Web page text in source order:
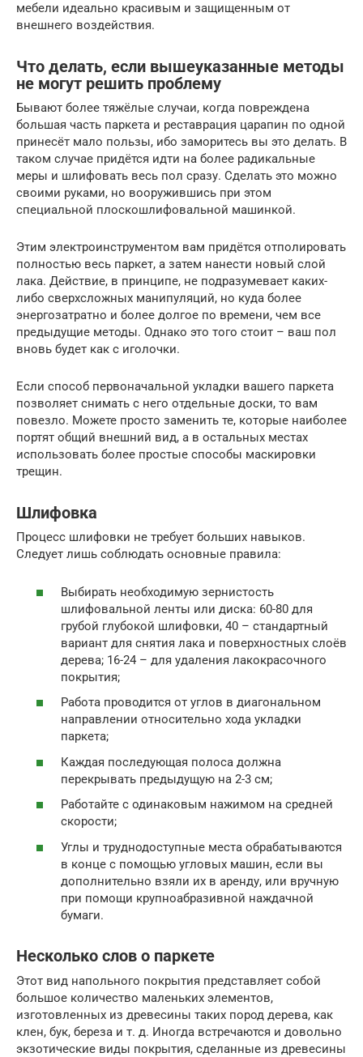
мебели идеально красивым и защищенным от
внешнего воздействия.
Что делать, если вышеуказанные методы
не могут решить проблему
Бывают более тяжёлые случаи, когда повреждена
большая часть паркета и реставрация царапин по одной
принесёт мало пользы, ибо заморитесь вы это делать. В
таком случае придётся идти на более радикальные
меры и шлифовать весь пол сразу. Сделать это можно
своими руками, но вооружившись при этом
специальной плоскошлифовальной машинкой.
Этим электроинструментом вам придётся отполировать
полностью весь паркет, а затем нанести новый слой
лака. Действие, в принципе, не подразумевает каких-
либо сверхсложных манипуляций, но куда более
энергозатратно и более долгое по времени, чем все
предыдущие методы. Однако это того стоит – ваш пол
вновь будет как с иголочки.
Если способ первоначальной укладки вашего паркета
позволяет снимать с него отдельные доски, то вам
повезло. Можете просто заменить те, которые наиболее
портят общий внешний вид, а в остальных местах
использовать более простые способы маскировки
трещин.
Шлифовка
Процесс шлифовки не требует больших навыков.
Следует лишь соблюдать основные правила:
Выбирать необходимую зернистость
шлифовальной ленты или диска: 60-80 для
грубой глубокой шлифовки, 40 – стандартный
вариант для снятия лака и поверхностных слоёв
дерева; 16-24 – для удаления лакокрасочного
покрытия;
Работа проводится от углов в диагональном
направлении относительно хода укладки
паркета;
Каждая последующая полоса должна
перекрывать предыдущую на 2-3 см;
Работайте с одинаковым нажимом на средней
скорости;
Углы и труднодоступные места обрабатываются
в конце с помощью угловых машин, если вы
дополнительно взяли их в аренду, или вручную
при помощи крупноабразивной наждачной
бумаги.
Несколько слов о паркете
Этот вид напольного покрытия представляет собой
большое количество маленьких элементов,
изготовленных из древесины таких пород дерева, как
клен, бук, береза и т. д. Иногда встречаются и довольно
экзотические виды покрытия, сделанные из древесины